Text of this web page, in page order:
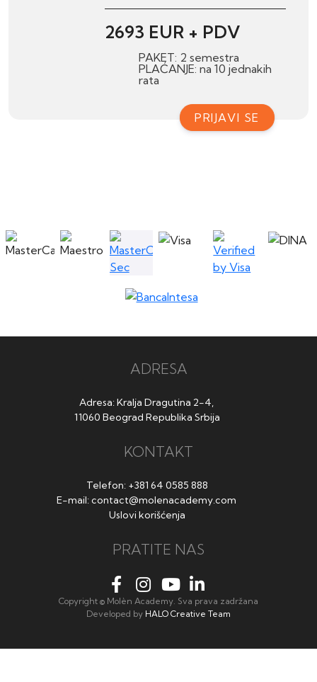
2693 EUR + PDV
PAKET: 2 semestra
PLAĆANJE: na 10 jednakih
rata
PRIJAVI SE
ADRESA
Adresa: Kralja Dragutina 2-4,
11060 Beograd Republika Srbija
KONTAKT
Telefon: +381 64 0585 888
E-mail: contact@molenacademy.com
Uslovi korišćenja
PRATITE NAS
Copyright © Molèn Academy. Sva prava zadržana
Developed by HALO Creative Team